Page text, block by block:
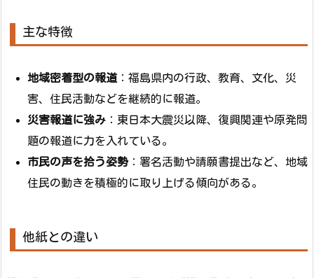
主な特徴
地域密着型の報道：福島県内の行政、教育、文化、災
害、住民活動などを継続的に報道。
災害報道に強み ：東日本大震災以降、復興関連や原発問
題の報道に力を入れている。
市民の声を拾う姿勢 ：署名活動や請願書提出など、地域
住民の動きを積極的に取り上げる傾向がある。
他紙との違い